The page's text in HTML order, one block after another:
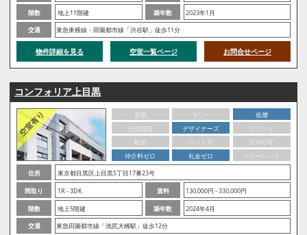
階数
地上11階建 築年数
2023年1月
交通
東急東横線・田園都市線「渋谷駅」徒歩11分
物件詳細を見る 空室一覧ページ お問合せページ
コンフォリア上目黒
新築 タワー
低層
分譲賃貸
デザイナーズ
ブランド
駅近
ペット可
SOHO可
仲介料ゼロ
礼金ゼロ
フリーレント
住所
東京都目黒区上目黒5丁目17番23号
間取り
1R - 3DK 賃料
130,000円 - 330,000円
階数
地上5階建 築年数
2024年4月
交通
東急田園都市線「池尻大橋駅」徒歩12分